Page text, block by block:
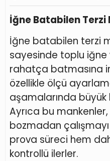
İğne Batabilen Terzi
İğne batabilen terzi
sayesinde toplu
rahatça batmasına
özellikle ölçü
aşamalarında büyük
Ayrıca bu
bozmadan
prova süreci hem
kontrollü ilerler.